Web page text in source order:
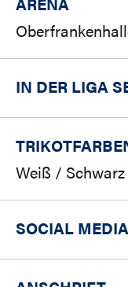
IN DER LIGA
Weiß / Schwarz
SOCIAL MEDIA